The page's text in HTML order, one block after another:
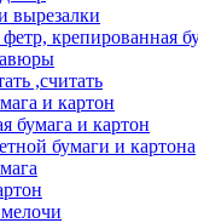
вырезалки
крепированная
,считать
и картон
бумага и картон
бумаги и картона